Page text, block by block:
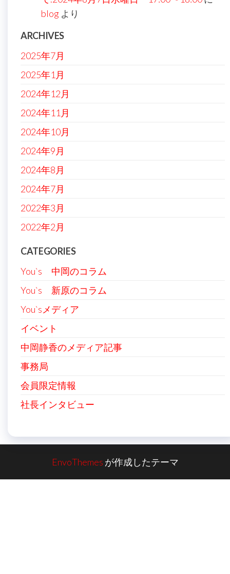
blog より
ARCHIVES
2025年7月
2025年1月
2024年12月
2024年11月
2024年10月
2024年9月
2024年8月
2024年7月
2022年3月
2022年2月
CATEGORIES
You`s 中岡のコラム
You`s 新原のコラム
You`sメディア
イベント
中岡静香のメディア記事
事務局
会員限定情報
社長インタビュー
EnvoThemes が作成したテーマ